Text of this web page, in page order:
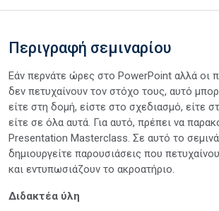
Περιγραφή σεμιναρίου
Εάν περνάτε ώρες στο PowerPoint αλλά οι
δεν πετυχαίνουν τον στόχο τους, αυτό
είτε στη δομή, είστε στο σχεδιασμό, είτε
είτε σε όλα αυτά. Για αυτό, πρέπει να
Presentation Masterclass. Σε αυτό το
δημιουργείτε παρουσιάσεις που
και εντυπωσιάζουν το ακροατήριο.
Διδακτέα ύλη